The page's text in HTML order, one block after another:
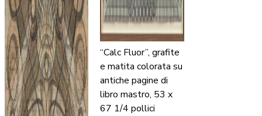
“Calc Fluor”, grafite
e matita colorata su
antiche pagine di
libro mastro, 53 x
67 1/4 pollici